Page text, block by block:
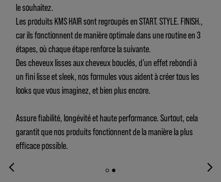
le souhaitez.
Les produits KMS HAIR sont regroupés en START. STYLE. FINISH.,
car ils fonctionnent de manière optimale dans une routine en 3
étapes, où chaque étape renforce la suivante.
Des cheveux lisses aux cheveux bouclés, d’un effet rebondi à
un fini lisse et sleek, nos formules vous aident à créer tous les
looks que vous imaginez, et bien plus encore.
Assure fiabilité, longévité et haute performance. Surtout, cela
garantit que nos produits fonctionnent de la manière la plus
efficace possible.